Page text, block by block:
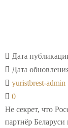
Дата
Дата
yuristbrest-admin
0
Не секрет, что
партнёр